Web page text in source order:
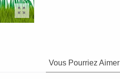
Vous Pourriez Aimer